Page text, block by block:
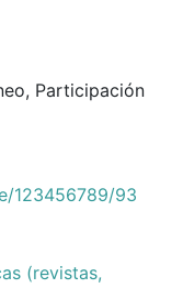
, Participación
123456789/93
(revistas,